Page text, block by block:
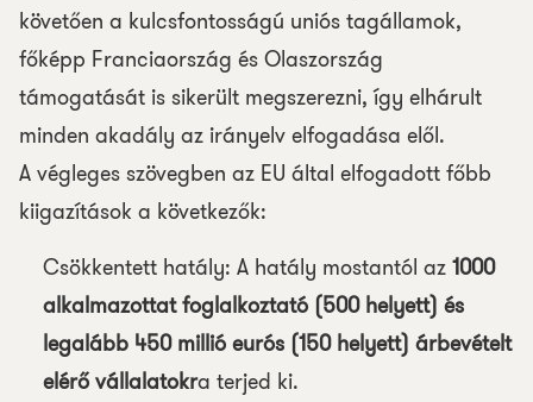
követően a kulcsfontosságú uniós tagállamok,
főképp Franciaország és Olaszország
támogatását is sikerült megszerezni, így elhárult
minden akadály az irányelv elfogadása elől.
A végleges szövegben az EU által elfogadott főbb
kiigazítások a következők:
Csökkentett hatály: A hatály mostantól az1000
alkalmazottat foglalkoztató (500 helyett) és
legalább 450 millió eurós (150 helyett) árbevételt
elérő vállalatokra terjed ki.